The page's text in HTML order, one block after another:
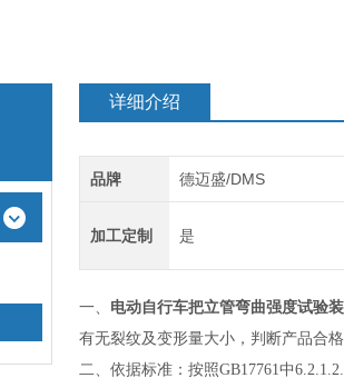
详细介绍
品牌 德迈盛/DMS
加工定制 是
一、 电动自行车把立管弯曲强度试验
有无裂纹及变形量大小，判断产品合格
二、依据标准：按照GB17761中